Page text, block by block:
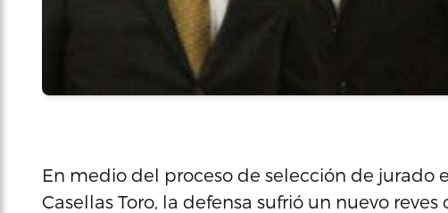
En medio del proceso de selección de jurado
Casellas Toro, la defensa sufrió un nuevo